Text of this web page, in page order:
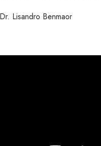
Lisandro Benmaor